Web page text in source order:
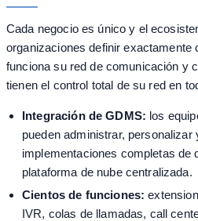
Cada negocio es único y el
organizaciones definir exactamente
funciona su red de comunicación y
tienen el control total de su red en
Integración de GDMS: los
pueden administrar, personalizar
implementaciones completas de
plataforma de nube centralizada.
Cientos de funciones:
IVR, colas de llamadas, call